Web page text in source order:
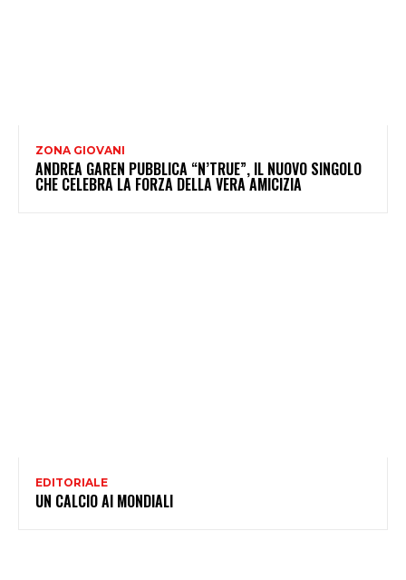
ZONA GIOVANI
ANDREA GAREN PUBBLICA “N’TRUE”, IL NUOVO SINGOLO
CHE CELEBRA LA FORZA DELLA VERA AMICIZIA
EDITORIALE
UN CALCIO AI MONDIALI